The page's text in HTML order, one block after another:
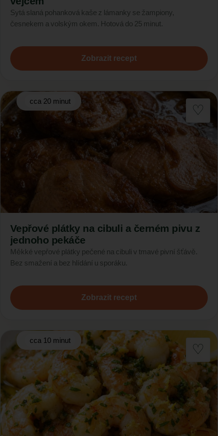
Sytá slaná pohanková kaše z lámanky se žampiony,
česnekem a volským okem. Hotová do 25 minut.
Zobrazit recept
cca 20 minut
Vepřové plátky na cibuli a černém pivu z
jednoho pekáče
Měkké vepřové plátky pečené na cibuli v tmavé pivní šťávě.
Bez smažení a bez hlídání u sporáku.
Zobrazit recept
cca 10 minut